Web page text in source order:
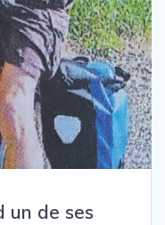
un de ses